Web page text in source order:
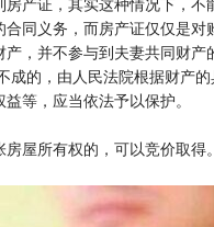
同义务，而房产证仅仅是对
，并不参与到夫妻共同财
的，由人民法院根据财产
等，应当依法予以保护。
屋所有权的，可以竞价取